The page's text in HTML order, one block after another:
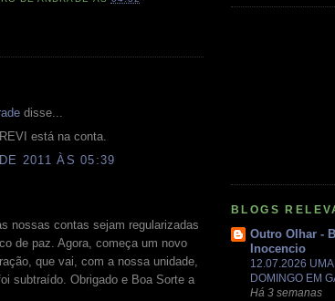
disse...
está na conta.
2011 ÀS 05:39
nossas contas sejam regularizadas
de paz. Agora, começa um novo
que vai, com a nossa unidade,
subtraído. Obrigado e Boa Sorte a
BLOGS
Outro Olhar -
Inocencio
12.07.2026
DOMINGO EM
Há 3 semanas